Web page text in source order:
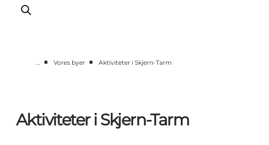
Vores Byer
Mad & Overnatning
… ■ Vores byer ■ Aktiviteter i Skjern-Tarm
Aktiviteter i Skjern-Tarm